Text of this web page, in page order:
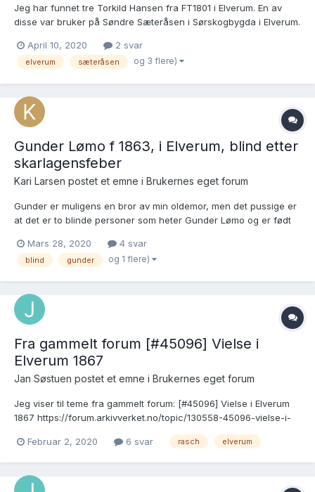
Jeg har funnet tre Torkild Hansen fra FT1801 i Elverum. En av
disse var bruker på Søndre Sæteråsen i Sørskogbygda i Elverum.
her FT1801 Denne Torkild er nevnt i Elverum bygdebok (Finne-
Grønn) s. 554 s...
April 10, 2020 2 svar
elverum sæteråsen og 3 flere)
Gunder Lømo f 1863, i Elverum, blind etter
skarlagensfeber
Kari Larsen postet et emne i Brukernes eget forum
Gunder er muligens en bror av min oldemor, men det pussige er
at det er to blinde personer som heter Gunder Lømo og er født
Gundersen. Og de bor på nabogårder. Hans søster Kirstine ser
ut til og følge ham. Her er de lenkene jeg har funnet ved førs...
Mars 28, 2020 4 svar
blind gunder og 1 flere)
Fra gammelt forum [#45096] Vielse i
Elverum 1867
Jan Søstuen postet et emne i Brukernes eget forum
Jeg viser til teme fra gammelt forum: [#45096] Vielse i Elverum
1867 https://forum.arkivverket.no/topic/130558-45096-vielse-i-
sønnen Oluf Olaussen (f. 2. juli 1867). Oluf bodde på Bakken i
Februar 2, 2020 6 svar rasch elverum